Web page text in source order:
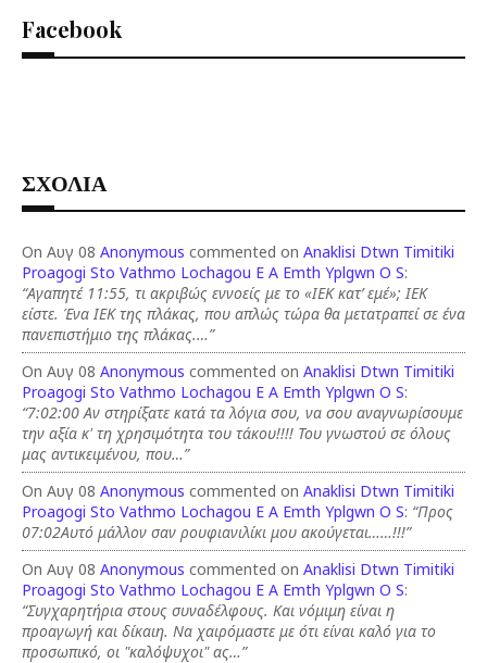
Facebook
ΣΧΟΛΙΑ
On Αυγ 08 Anonymous commented on Anaklisi Dtwn Timitiki
Proagogi Sto Vathmo Lochagou E A Emth Yplgwn O S:
“Αγαπητέ 11:55, τι ακριβώς εννοείς με το «ΙΕΚ κατ’ εμέ»; ΙΕΚ
είστε. Ένα ΙΕΚ της πλάκας, που απλώς τώρα θα μετατραπεί σε ένα
πανεπιστήμιο της πλάκας.…”
On Αυγ 08 Anonymous commented on Anaklisi Dtwn Timitiki
Proagogi Sto Vathmo Lochagou E A Emth Yplgwn O S:
“7:02:00 Αν στηρίξατε κατά τα λόγια σου, να σου αναγνωρίσουμε
την αξία κ' τη χρησιμότητα του τάκου!!!! Του γνωστού σε όλους
μας αντικειμένου, που…”
On Αυγ 08 Anonymous commented on Anaklisi Dtwn Timitiki
Proagogi Sto Vathmo Lochagou E A Emth Yplgwn O S: “Προς
07:02Αυτό μάλλον σαν ρουφιανιλίκι μου ακούγεται……!!!”
On Αυγ 08 Anonymous commented on Anaklisi Dtwn Timitiki
Proagogi Sto Vathmo Lochagou E A Emth Yplgwn O S:
“Συγχαρητήρια στους συναδέλφους. Και νόμιμη είναι η
προαγωγή και δίκαιη. Να χαιρόμαστε με ότι είναι καλό για το
προσωπικό, οι "καλόψυχοι" ας…”